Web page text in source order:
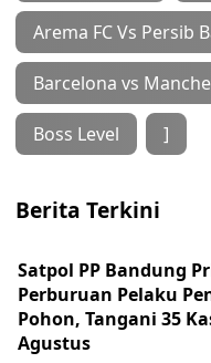
Arema FC Vs Persib
Barcelona vs
Boss Level ]
Berita Terkini
Satpol PP Bandung
Perburuan Pelaku
Pohon, Tangani 35
Agustus